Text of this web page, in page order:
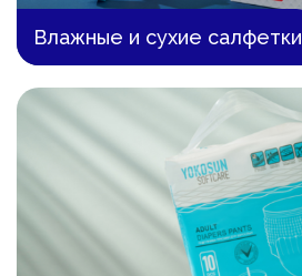
Влажные и сухие салфетки